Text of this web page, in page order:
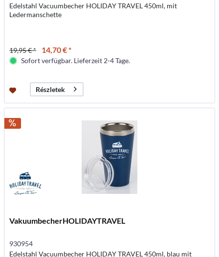
Edelstahl Vacuumbecher HOLIDAY TRAVEL 450ml, mit
Ledermanschette
19,95 € * 14,70 € *
Sofort verfügbar. Lieferzeit 2-4 Tage.
Részletek
VakuumbecherHOLIDAYTRAVEL
930954
Edelstahl Vacuumbecher HOLIDAY TRAVEL 450ml, blau mit